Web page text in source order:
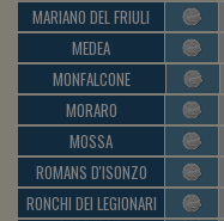
MARIANO DEL FRIULI
MEDEA
MONFALCONE
MORARO
MOSSA
ROMANS D'ISONZO
RONCHI DEI LEGIONARI